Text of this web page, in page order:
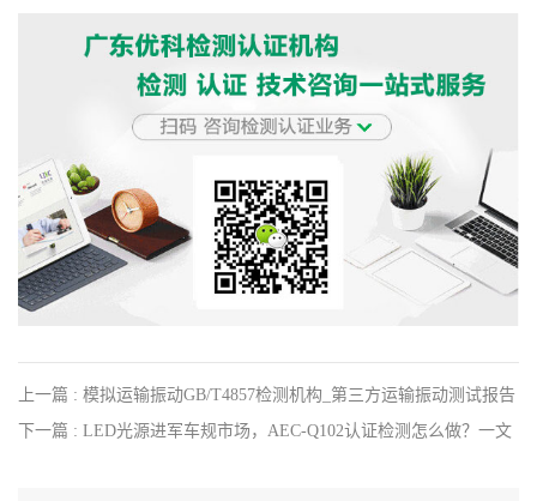
上一篇 : 模拟运输振动GB/T4857检测机构_第三方运输振动测试报告
办理
下一篇 : LED光源进军车规市场，AEC-Q102认证检测怎么做？一文